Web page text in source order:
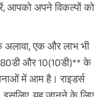
आपको अपने विकल्पों को
अलावा, एक और लाभ भी
और 10(10डी)** के
में आम है। राइडर्स